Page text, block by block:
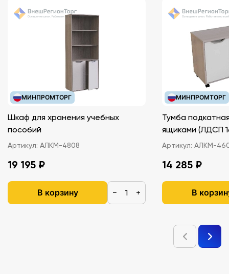
МИНПРОМТОРГ
Шкаф для хранения учебных
пособий
Артикул: АЛКМ-4808
19 195 ₽
В корзину − +
МИНПРОМТОРГ
Тумба
ящиками
Артикул: АЛКМ-
14 285 ₽
В